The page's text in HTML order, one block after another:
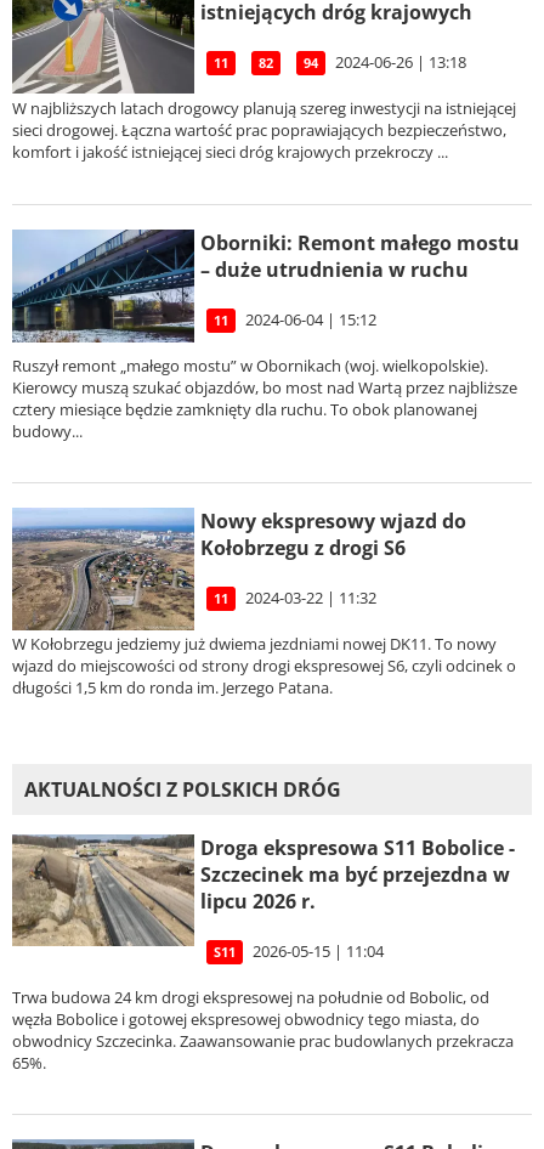
istniejących dróg krajowych
11 82 94 2024-06-26 | 13:18
W najbliższych latach drogowcy planują szereg inwestycji na istniejącej
sieci drogowej. Łączna wartość prac poprawiających bezpieczeństwo,
komfort i jakość istniejącej sieci dróg krajowych przekroczy ...
Oborniki: Remont małego mostu
– duże utrudnienia w ruchu
11 2024-06-04 | 15:12
Ruszył remont „małego mostu” w Obornikach (woj. wielkopolskie).
Kierowcy muszą szukać objazdów, bo most nad Wartą przez najbliższe
cztery miesiące będzie zamknięty dla ruchu. To obok planowanej
budowy...
Nowy ekspresowy wjazd do
Kołobrzegu z drogi S6
11 2024-03-22 | 11:32
W Kołobrzegu jedziemy już dwiema jezdniami nowej DK11. To nowy
wjazd do miejscowości od strony drogi ekspresowej S6, czyli odcinek o
długości 1,5 km do ronda im. Jerzego Patana.
AKTUALNOŚCI Z POLSKICH DRÓG
Droga ekspresowa S11 Bobolice -
Szczecinek ma być przejezdna w
lipcu 2026 r.
S11 2026-05-15 | 11:04
Trwa budowa 24 km drogi ekspresowej na południe od Bobolic, od
węzła Bobolice i gotowej ekspresowej obwodnicy tego miasta, do
obwodnicy Szczecinka. Zaawansowanie prac budowlanych przekracza
65%.